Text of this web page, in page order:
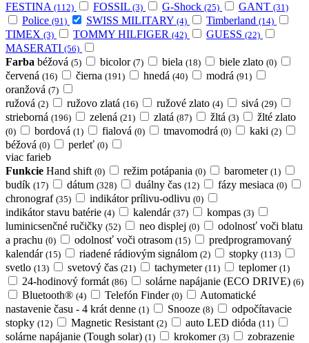
FESTINA (112) FOSSIL (3) G-Shock (25) GANT (31)
Police (91) SWISS MILITARY (4) Timberland (14)
TIMEX (3) TOMMY HILFIGER (42) GUESS (22)
MASERATI (56)
Farba béžová (5) bicolor (7) biela (18) biele zlato (0)
červená (16) čierna (191) hnedá (40) modrá (91)
oranžová (7)
ružová (2) ružovo zlatá (16) ružové zlato (4) sivá (29)
strieborná (196) zelená (21) zlatá (87) žltá (3) žlté zlato
(0) bordová (1) fialová (0) tmavomodrá (0) kaki (2)
béžová (0) perleť (0)
viac farieb
Funkcie Hand shift (0) režim potápania (0) barometer (1)
budík (17) dátum (328) duálny čas (12) fázy mesiaca (0)
chronograf (35) indikátor prílivu-odlivu (0)
indikátor stavu batérie (4) kalendár (37) kompas (3)
luminicsenčné ručičky (52) neo displej (0)
odolnosť voči blatu
a prachu (0) odolnosť voči otrasom (15)
predprogramovaný
kalendár (15) riadené rádiovým signálom (2) stopky (113)
svetlo (13) svetový čas (21) tachymeter (11) teplomer (1)
24-hodinový formát (86) solárne napájanie (ECO DRIVE) (6)
Bluetooth® (4) Telefón Finder (0)
Automatické
nastavenie času - 4 krát denne (1) Snooze (8)
odpočítavacie
stopky (12) Magnetic Resistant (2) auto LED dióda (11)
solárne napájanie (Tough solar) (1) krokomer (3)
zobrazenie